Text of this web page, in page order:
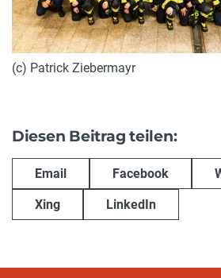
(c) Patrick Ziebermayr
Diesen Beitrag teilen:
Email Facebook
Xing LinkedIn